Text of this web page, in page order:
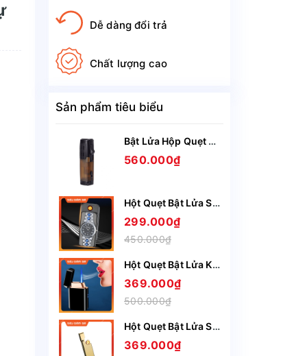
Dễ dàng đổi trả
Chất lượng cao
Sản phẩm tiêu biểu
Bật Lửa Hộp Quẹt Gas Lubinski SK44 khò 3 tia nhìn rõ lượng gas, kèm theo đục Cigar cao cấp
560.000₫
Hột Quẹt Bật Lửa Sạc Điện USB Nắp Trượt SZ387 Kiêm Đồng Hồ Cầm Tay Nhỏ Gọn Tiện Lợi -Giao Màu Ngẫu Nhiên
299.000₫
450.000₫
Hột Quẹt Bật Lửa Khò Gas 1 Tia HT23 Cảm Ứng Lắc Tay Có Ô Quan Sát Gas - Giao Màu Ngẫu Nhiên
369.000₫
500.000₫
Hột Quẹt Bật Lửa Sạc Điện Honest BCZ4075 Siêu Mỏng Sạc Nhanh Chỉ Trong 5 Phút - Nhiều Màu
369.000₫